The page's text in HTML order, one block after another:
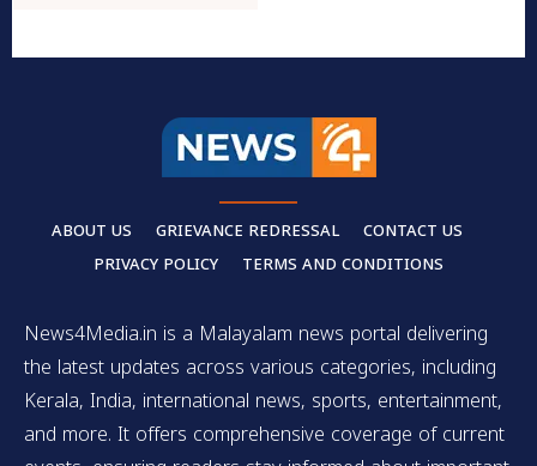
ABOUT US GRIEVANCE REDRESSAL
CONTACT US
PRIVACY POLICY
TERMS AND CONDITIONS
News4Media.in is a Malayalam news portal delivering
the latest updates across various categories, including
Kerala, India, international news, sports, entertainment,
and more. It offers comprehensive coverage of current